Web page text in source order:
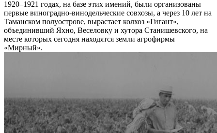
1920–1921 годах, на базе этих имений, были организованы
первые виноградно-винодельческие совхозы, а через 10 лет на
Таманском полуострове, вырастает колхоз «Гигант»,
объединивший Яхно, Веселовку и хутора Станишевского, на
месте которых сегодня находятся земли агрофирмы
«Мирный».